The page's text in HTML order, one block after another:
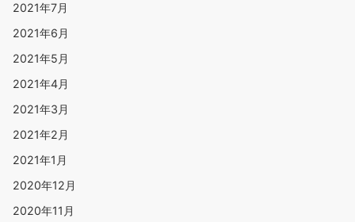
2021年7月
2021年6月
2021年5月
2021年4月
2021年3月
2021年2月
2021年1月
2020年12月
2020年11月